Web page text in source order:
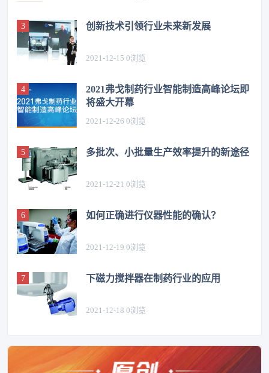
创新技术引领行业未来新发展
2021-12-15 0浏览
2021弗戈制药行业智能制造高峰论坛即
将盛大开幕
2021-12-26 0浏览
多批次、小批量生产效率提升的新途径
2021-12-21 0浏览
如何正确进行仪器性能的确认？
2021-12-19 0浏览
下磁力搅拌器在制药行业的应用
2021-12-18 0浏览